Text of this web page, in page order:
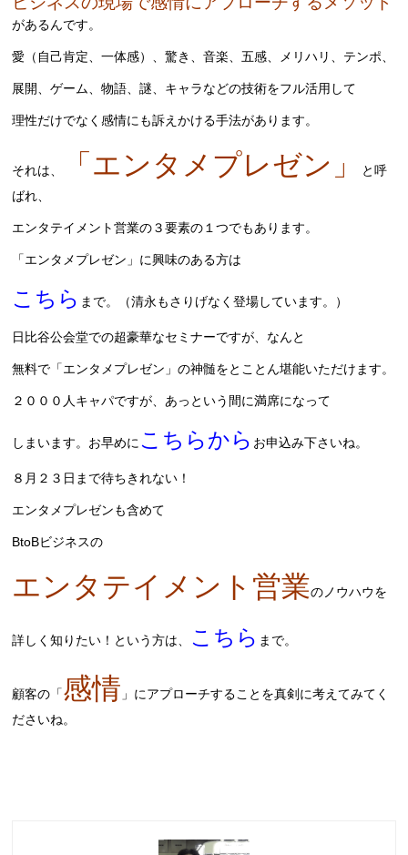
があるんです。
愛（自己肯定、一体感）、驚き、音楽、五感、メリハリ、テンポ、
展開、ゲーム、物語、謎、キャラなどの技術をフル活用して
理性だけでなく感情にも訴えかける手法があります。
それは、 「エンタメプレゼン」
と呼
ばれ、
エンタテイメント営業の３要素の１つでもあります。
「エンタメプレゼン」に興味のある方は
こちら まで。（清永もさりげなく登場しています。）
日比谷公会堂での超豪華なセミナーですが、なんと
無料で「エンタメプレゼン」の神髄をとことん堪能いただけます。
２０００人キャパですが、あっという間に満席になって
しまいます。お早めに こちらから お申込み下さいね。
８月２３日まで待ちきれない！
エンタメプレゼンも含めて
BtoBビジネスの
エンタテイメント営業のノウハウを
詳しく知りたい！という方は、 こちら まで。
顧客の「感情 」にアプローチすることを真剣に考えてみてく
ださいね。